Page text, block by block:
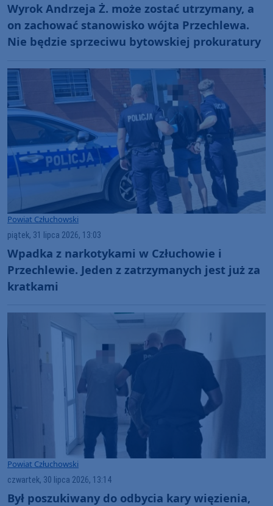
Wyrok Andrzeja Ż. może zostać utrzymany, a
on zachować stanowisko wójta Przechlewa.
Nie będzie sprzeciwu bytowskiej prokuratury
Powiat Człuchowski
piątek, 31 lipca 2026, 13:03
Wpadka z narkotykami w Człuchowie i
Przechlewie. Jeden z zatrzymanych jest już za
kratkami
Powiat Człuchowski
czwartek, 30 lipca 2026, 13:14
Był poszukiwany do odbycia kary więzienia,